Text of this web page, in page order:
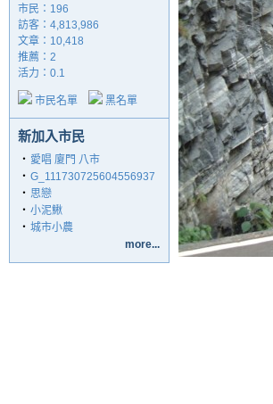
市民：196
訪客：4,813,986
文章：10,418
推薦： 2
活力：0.1
市民名單 黑名單
新加入市民
‧ 愛唱 廈門 八市
‧ G_111730725604556937
‧ 思戀
‧ 小泥鰍
‧ 城市小農
more...